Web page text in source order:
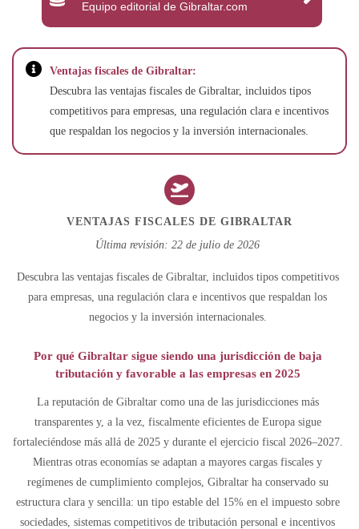
Equipo editorial de Gibraltar.com
Ventajas fiscales de Gibraltar:
Descubra las ventajas fiscales de Gibraltar, incluidos tipos
competitivos para empresas, una regulación clara e incentivos
que respaldan los negocios y la inversión internacionales.
VENTAJAS FISCALES DE GIBRALTAR
Última revisión: 22 de julio de 2026
Descubra las ventajas fiscales de Gibraltar, incluidos tipos competitivos
para empresas, una regulación clara e incentivos que respaldan los
negocios y la inversión internacionales.
Por qué Gibraltar sigue siendo una jurisdicción de baja
tributación y favorable a las empresas en 2025
La reputación de Gibraltar como una de las jurisdicciones más
transparentes y, a la vez, fiscalmente eficientes de Europa sigue
fortaleciéndose más allá de 2025 y durante el ejercicio fiscal 2026–2027.
Mientras otras economías se adaptan a mayores cargas fiscales y
regímenes de cumplimiento complejos, Gibraltar ha conservado su
estructura clara y sencilla: un tipo estable del 15% en el impuesto sobre
sociedades, sistemas competitivos de tributación personal e incentivos